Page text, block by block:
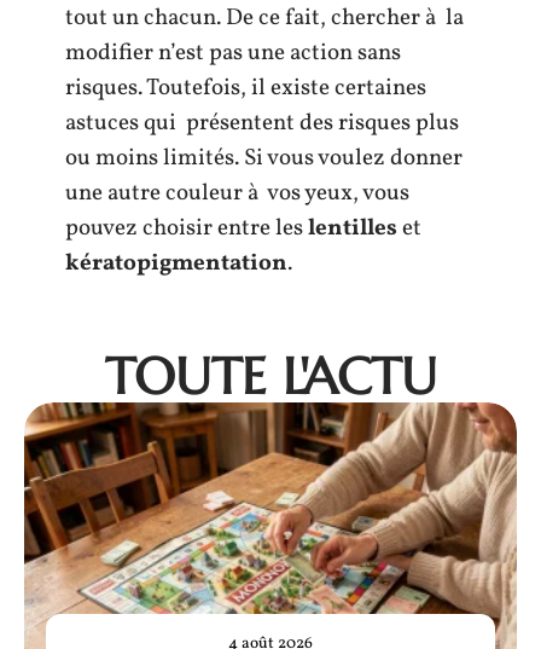
tout un chacun. De ce fait, chercher à la
modifier n’est pas une action sans
risques. Toutefois, il existe certaines
astuces qui présentent des risques plus
ou moins limités. Si vous voulez donner
une autre couleur à vos yeux, vous
pouvez choisir entre leslentilleset
kératopigmentation.
TOUTE L'ACTU
4 août 2026